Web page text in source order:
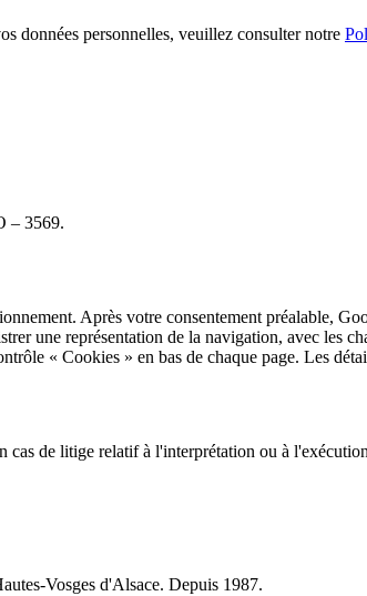
données personnelles, veuillez consulter notre
– 3569.
Après votre consentement préalable,
une représentation de la navigation, avec
« Cookies » en bas de chaque page. Les
de litige relatif à l'interprétation ou à
Vosges d'Alsace. Depuis 1987.